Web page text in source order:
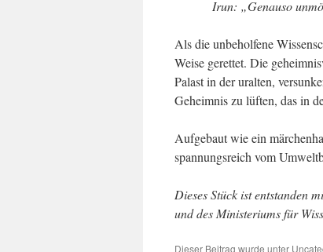
Irun: „Genauso
Als die unbeholfene
Weise gerettet. Die
Palast in der uralten,
Geheimnis zu lüften, das in
Aufgebaut wie ein
spannungsreich vom
Dieses Stück ist entstanden
und des Ministeriums für
Dieser Beitrag wurde unter